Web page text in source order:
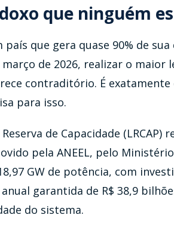
que ninguém
país que gera quase 90% de
de 2026, realizar o maior
contraditório. É
para isso.
de Capacidade
pela ANEEL, pelo
GW de potência, com
garantida de R$ 38,9
do sistema.